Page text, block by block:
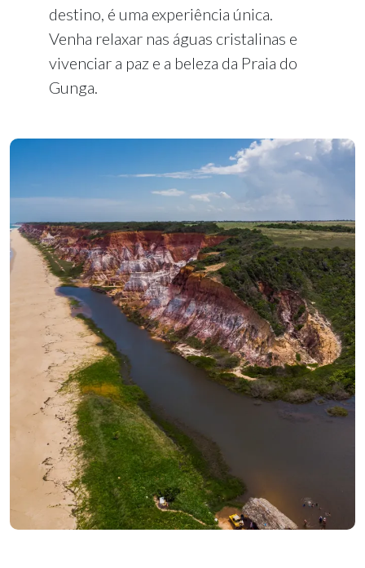
destino, é uma experiência única.
Venha relaxar nas águas cristalinas e
vivenciar a paz e a beleza da Praia do
Gunga.